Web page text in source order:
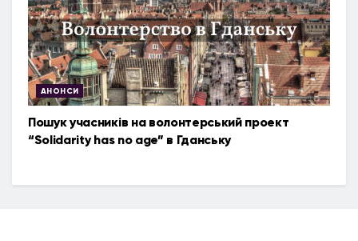
АНОНСИ
Пошук учасників на волонтерський проект
“Solidarity has no age” в Гданську